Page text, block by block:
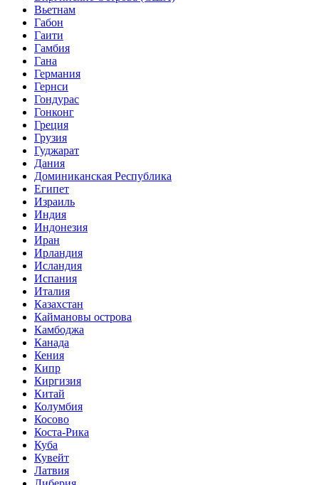
Вьетнам
Габон
Гаити
Гамбия
Гана
Германия
Гернси
Гондурас
Гонконг
Греция
Грузия
Гуджарат
Дания
Доминиканская Республика
Египет
Израиль
Индия
Индонезия
Иран
Ирландия
Исландия
Испания
Италия
Казахстан
Каймановы острова
Камбоджа
Канада
Кения
Кипр
Киргизия
Китай
Колумбия
Косово
Коста-Рика
Куба
Кувейт
Латвия